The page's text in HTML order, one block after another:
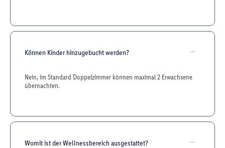
Können Kinder hinzugebucht werden?
Nein, im Standard Doppelzimmer können maximal 2 Erwachsene
übernachten.
Womit ist der Wellnessbereich ausgestattet?